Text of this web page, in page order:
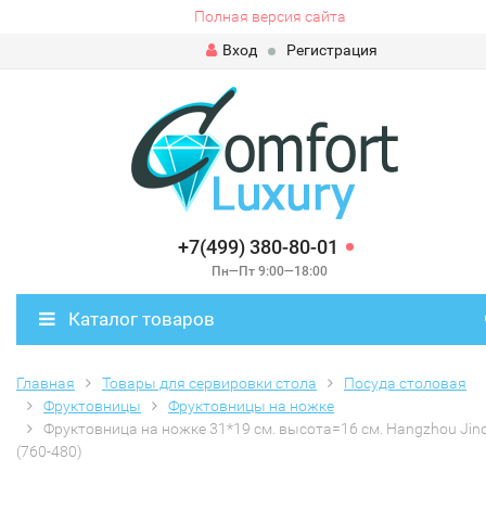
Полная версия сайта
Вход
Регистрация
+7(499) 380-80-01
Пн—Пт 9:00—18:00
Каталог товаров
Главная Товары для сервировки стола
Посуда столовая
Фруктовницы
Фруктовницы на ножке
Фруктовница на ножке 31*19 см. высота=16 см. Hangzhou
(760-480)